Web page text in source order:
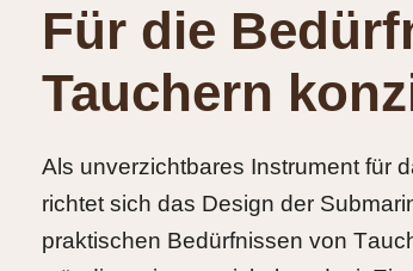
Für die
Tauchern
Als unverzichtbares Instrument für
richtet sich das Design der
praktischen Bedürfnissen von